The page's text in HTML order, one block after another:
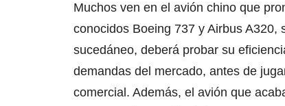
Muchos ven en el avión chino que
conocidos Boeing 737 y Airbus
sucedáneo, deberá probar su
demandas del mercado, antes de
comercial. Además, el avión que